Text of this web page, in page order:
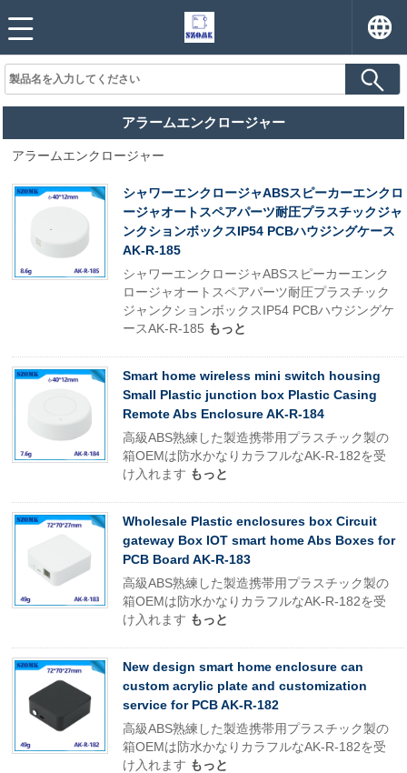
アラームエンクロージャー
アラームエンクロージャー
シャワーエンクロージャABSスピーカーエンクロ
ージャオートスペアパーツ耐圧プラスチックジャ
ンクションボックスIP54 PCBハウジングケース
AK-R-185
シャワーエンクロージャABSスピーカーエンク
ロージャオートスペアパーツ耐圧プラスチック
ジャンクションボックスIP54 PCBハウジングケ
ースAK-R-185 もっと
Smart home wireless mini switch housing
Small Plastic junction box Plastic Casing
Remote Abs Enclosure AK-R-184
高級ABS熟練した製造携帯用プラスチック製の
箱OEMは防水かなりカラフルなAK-R-182を受
け入れます もっと
Wholesale Plastic enclosures box Circuit
gateway Box IOT smart home Abs Boxes for
PCB Board AK-R-183
高級ABS熟練した製造携帯用プラスチック製の
箱OEMは防水かなりカラフルなAK-R-182を受
け入れます もっと
New design smart home enclosure can
custom acrylic plate and customization
service for PCB AK-R-182
高級ABS熟練した製造携帯用プラスチック製の
箱OEMは防水かなりカラフルなAK-R-182を受
け入れます もっと